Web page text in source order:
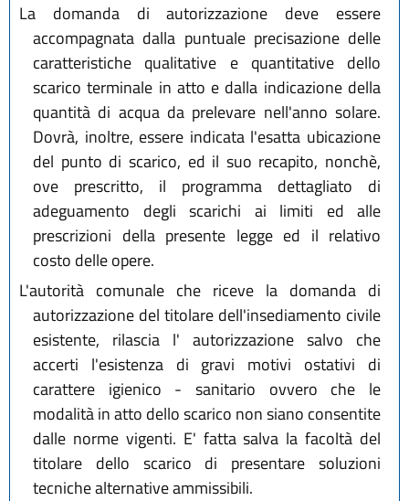
La domanda di autorizzazione deve essere
accompagnata dalla puntuale precisazione delle
caratteristiche qualitative e quantitative dello
scarico terminale in atto e dalla indicazione della
quantità di acqua da prelevare nell'anno solare.
Dovrà, inoltre, essere indicata l'esatta ubicazione
del punto di scarico, ed il suo recapito, nonchè,
ove prescritto, il programma dettagliato di
adeguamento degli scarichi ai limiti ed alle
prescrizioni della presente legge ed il relativo
costo delle opere.
L'autorità comunale che riceve la domanda di
autorizzazione del titolare dell'insediamento civile
esistente, rilascia l' autorizzazione salvo che
accerti l'esistenza di gravi motivi ostativi di
carattere igienico - sanitario ovvero che le
modalità in atto dello scarico non siano consentite
dalle norme vigenti. E' fatta salva la facoltà del
titolare dello scarico di presentare soluzioni
tecniche alternative ammissibili.